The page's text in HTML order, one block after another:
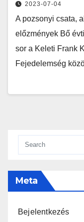
2023-07-04
A pozsonyi csata,
előzmények Bő
sor a Keleti Frank
Fejedelemség
Meta
Bejelentkezés